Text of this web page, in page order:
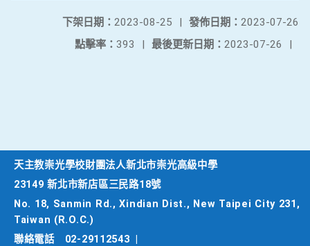
發佈日期： 2023-07-26
下架日期： 2023-08-25
|
最後更新日期： 2023-07-26 |
點擊率： 393 |
天主教崇光學校財團法人新北市崇光高級中學
23149 新北市新店區三民路18號
No. 18, Sanmin Rd., Xindian Dist., New Taipei City 231,
Taiwan (R.O.C.)
聯絡電話
02-29112543